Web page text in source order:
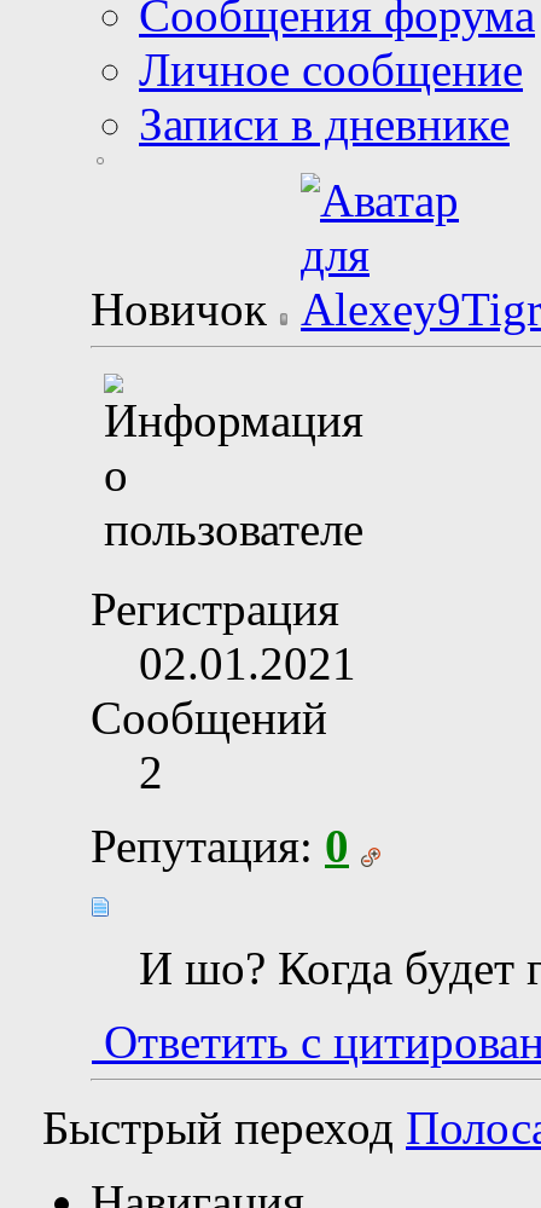
Сообщения форума
Личное сообщение
Записи в дневнике
Новичок
Регистрация
02.01.2021
Сообщений
2
Репутация: 0
И шо? Когда будет
Ответить с
Быстрый переход